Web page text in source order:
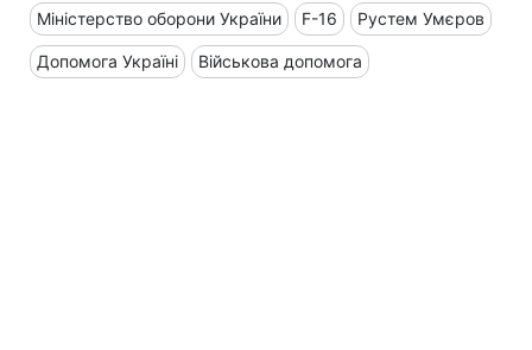
Міністерство оборони України F-16 Рустем Умєров
Допомога Україні Військова допомога